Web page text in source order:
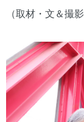
（取材・文＆撮